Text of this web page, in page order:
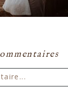
jamais